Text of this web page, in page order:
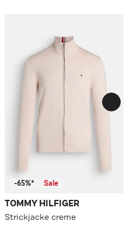
-65%* Sale
TOMMY HILFIGER
Strickjacke creme